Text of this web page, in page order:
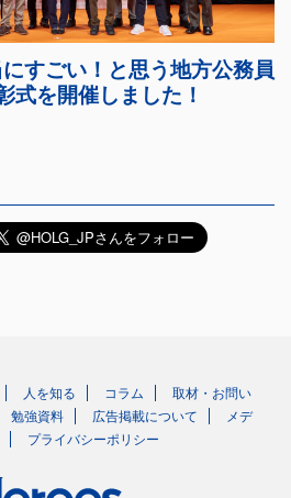
人を知る コラム
取材・お問い
勉強資料 広告掲載について
メデ
プライバシーポリシー